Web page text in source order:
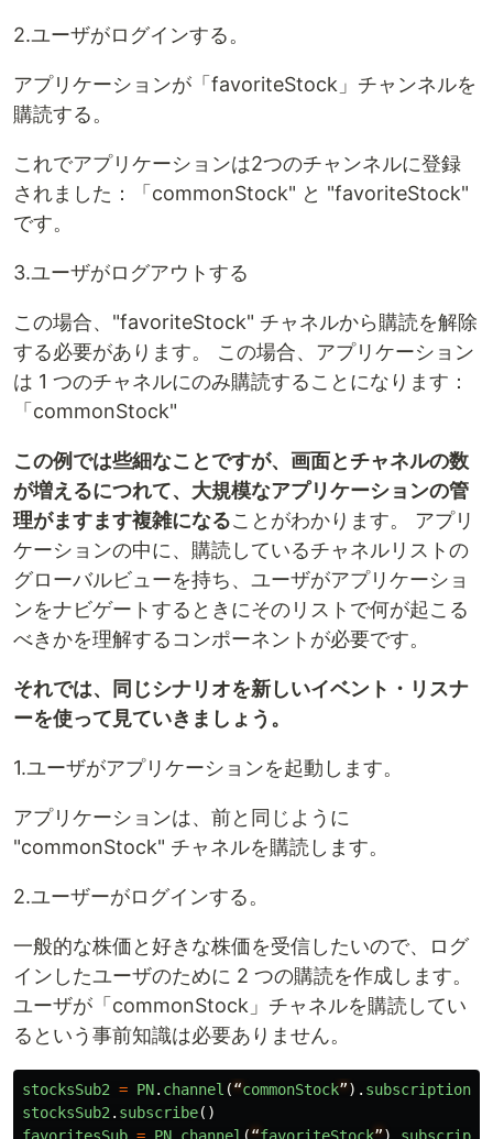
2.ユーザがログインする。
アプリケーションが「favoriteStock」チャンネルを
購読する。
これでアプリケーションは2つのチャンネルに登録
されました：「commonStock" と "favoriteStock"
です。
3.ユーザがログアウトする
この場合、"favoriteStock" チャネルから購読を解除
する必要があります。 この場合、アプリケーション
は 1 つのチャネルにのみ購読することになります：
「commonStock"
この例では些細なことですが、画面とチャネルの数
が増えるにつれて、大規模なアプリケーションの管
理がますます複雑になることがわかります。 アプリ
ケーションの中に、購読しているチャネルリストの
グローバルビューを持ち、ユーザがアプリケーショ
ンをナビゲートするときにそのリストで何が起こる
べきかを理解するコンポーネントが必要です。
それでは、同じシナリオを新しいイベント・リスナ
ーを使って見ていきましょう。
1.ユーザがアプリケーションを起動します。
アプリケーションは、前と同じように
"commonStock" チャネルを購読します。
2.ユーザーがログインする。
一般的な株価と好きな株価を受信したいので、ログ
インしたユーザのために 2 つの購読を作成します。
ユーザが「commonStock」チャネルを購読してい
るという事前知識は必要ありません。
stocksSub2 = PN. channel (“commonStock”). subscription
stocksSub2 . subscribe()